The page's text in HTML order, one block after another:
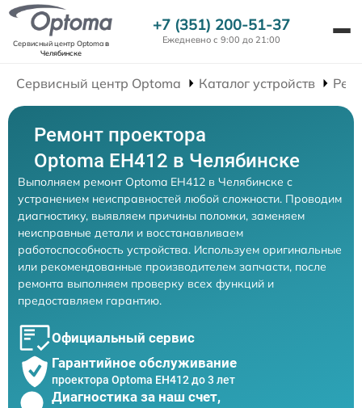
Сервисный центр Optomaв
Челябинске
+7 (351) 200-51-37
Ежедневно с 9:00 до 21:00
Сервисный центр Optoma Каталог устройств
Ремонт проектора
Optoma EH412 в Челябинске
Выполняем ремонт Optoma EH412 в Челябинске с
устранением неисправностей любой сложности. Проводим
диагностику, выявляем причины поломки, заменяем
неисправные детали и восстанавливаем
работоспособность устройства. Используем оригинальные
или рекомендованные производителем запчасти, после
ремонта выполняем проверку всех функций и
предоставляем гарантию.
Официальный сервис
Гарантийное обслуживание
проектора Optoma EH412 до 3 лет
Диагностика за наш счет,